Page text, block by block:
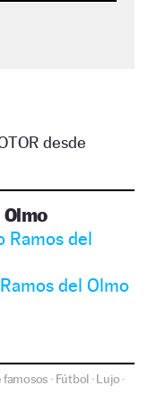
desde
Ramos del
del Olmo
famosos · Fútbol ·Lujo ·